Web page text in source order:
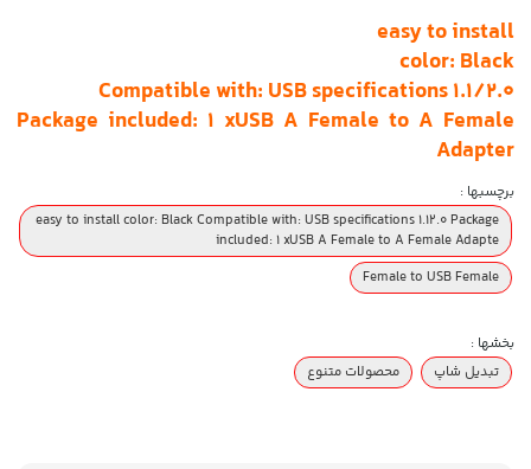
easy to install
color: Black
Compatible with: USB specifications 1.1/2.0
Package included: 1 xUSB A Female to A Female
Adapter
برچسبها :
easy to install color: Black Compatible with: USB specifications 1.12.0 Package
included: 1 xUSB A Female to A Female Adapte
Female to USB Female
بخشها :
تبدیل شاپ
محصولات متنوع